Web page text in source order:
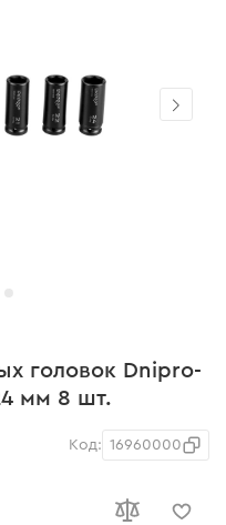
головок Dnipro-
мм 8 шт.
Код: 16960000